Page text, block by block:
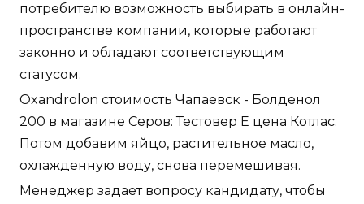
потребителю возможность выбирать в онлайн-
пространстве компании, которые работают
законно и обладают соответствующим
статусом.
Oxandrolon стоимость Чапаевск - Болденол
200 в магазине Серов: Тестовер Е цена Котлас.
Потом добавим яйцо, растительное масло,
охлажденную воду, снова перемешивая.
Менеджер задает вопросу кандидату, чтобы